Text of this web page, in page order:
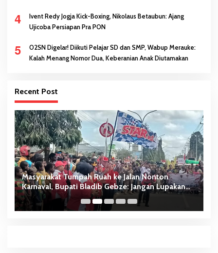
4
Ivent Redy Jogja Kick-Boxing, Nikolaus Betaubun: Ajang
Ujicoba Persiapan Pra PON
5
O2SN Digelar! Diikuti Pelajar SD dan SMP, Wabup Merauke:
Kalah Menang Nomor Dua, Keberanian Anak Diutamakan
Recent Post
Masyarakat Tumpah Ruah ke Jalan Nonton
Karnaval, Bupati Bladib Gebze: Jangan Lupakan
Identitas